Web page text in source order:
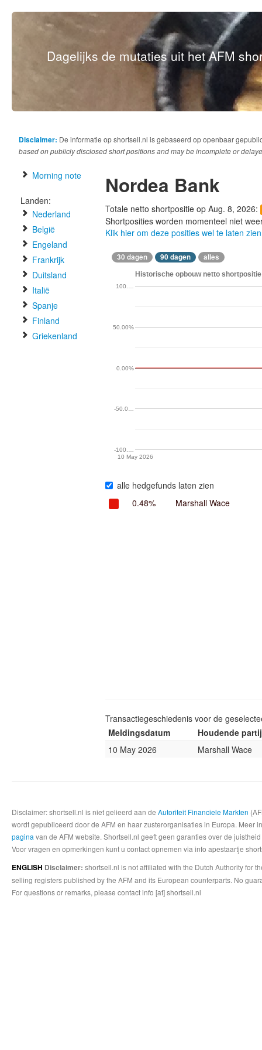
Dagelijks de mutaties uit het AFM
Disclaimer: De informatie op shortsell.nl is gebaseerd op openbaar
based on publicly disclosed short positions and may be incomplete or
Morning note
Landen:
Nederland
België
Engeland
Frankrijk
Duitsland
Italië
Spanje
Finland
Griekenland
Nordea Bank
Totale netto shortpositie op Aug. 8, 2026:
Shortposities worden momenteel niet
Klik hier om deze posities wel te laten zien
30 dagen 90 dagen alles
Historische opbouw netto
10 May 2026
-100.…
-50.0…
0.00%
50.00%
100.…
alle hedgefunds laten zien
0.48%
Marshall Wace
Transactiegeschiedenis voor de
Meldingsdatum
Houdende partij
10 May 2026
Marshall Wace
Disclaimer: shortsell.nl is niet gelieerd aan de Autoriteit Financiele Markten
wordt gepubliceerd door de AFM en haar zusterorganisaties in Europa.
pagina van de AFM website. Shortsell.nl geeft geen garanties over de
Voor vragen en opmerkingen kunt u contact opnemen via info apestaartje
ENGLISH Disclaimer: shortsell.nl is not affiliated with the Dutch Authority for
selling registers published by the AFM and its European counterparts. No
For questions or remarks, please contact info [at] shortsell.nl